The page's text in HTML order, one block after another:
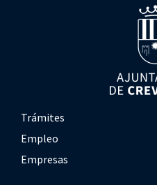
Trámites
Empleo
Empresas